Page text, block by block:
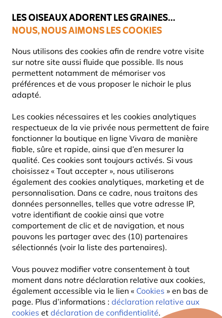
LES OISEAUX ADORENT LES GRAINES...
NOUS, NOUS AIMONS LES COOKIES
Nous utilisons des cookies afin de rendre votre visite
sur notre site aussi fluide que possible. Ils nous
permettent notamment de mémoriser vos
préférences et de vous proposer le nichoir le plus
adapté.
Les cookies nécessaires et les cookies analytiques
respectueux de la vie privée nous permettent de faire
fonctionner la boutique en ligne Vivara de manière
fiable, sûre et rapide, ainsi que d’en mesurer la
qualité. Ces cookies sont toujours activés. Si vous
choisissez « Tout accepter », nous utiliserons
également des cookies analytiques, marketing et de
personnalisation. Dans ce cadre, nous traitons des
données personnelles, telles que votre adresse IP,
votre identifiant de cookie ainsi que votre
comportement de clic et de navigation, et nous
pouvons les partager avec des (10) partenaires
sélectionnés (voir la liste des partenaires).
Vous pouvez modifier votre consentement à tout
moment dans notre déclaration relative aux cookies,
également accessible via le lien « Cookies » en bas de
page. Plus d’informations : déclaration relative aux
cookies et déclaration de confidentialité.
catégories.
Livraison express gratuite dès 59 €
429 TOO MANY
REQUESTS nginx
429 TOO MANY REQUESTS
FORMULAIRE DE RETOUR EN
LIGNE
Pas entièrement satisfait(e) ? Retourner un
article est simple.
Nous avons toute confiance dans la qualité de nos
entièrement satisfait(e) de votre achat, vous
pouvez retourner votre(vos) article(s) dans un délai
de 14 jours suivant la réception de votre
commande.